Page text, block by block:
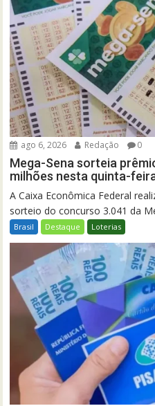
ago 6, 2026 Redação 0
Mega-Sena sorteia
milhões nesta quinta-
A Caixa Econômica Federal
sorteio do concurso 3.041 da
Brasil Destaque Loterias